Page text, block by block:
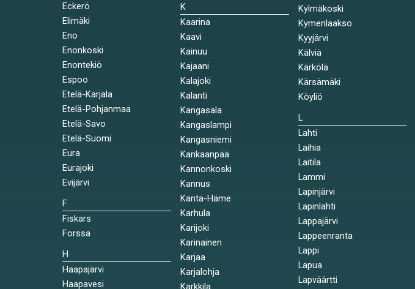
Eckerö
Elimäki
Eno
Enonkoski
Enontekiö
Espoo
Etelä-Karjala
Etelä-Pohjanmaa
Etelä-Savo
Etelä-Suomi
Eura
Eurajoki
Evijärvi
F
Fiskars
Forssa
H
Haapajärvi
Haapavesi
K
Kaarina
Kaavi
Kainuu
Kajaani
Kalajoki
Kalanti
Kangasala
Kangaslampi
Kangasniemi
Kankaanpää
Kannonkoski
Kannus
Kanta-Häme
Karhula
Karijoki
Karinainen
Karjaa
Karjalohja
Karkkila
Kylmäkoski
Kymenlaakso
Kyyjärvi
Kälviä
Kärkölä
Kärsämäki
Köyliö
L
Lahti
Laihia
Laitila
Lammi
Lapinjärvi
Lapinlahti
Lappajärvi
Lappeenranta
Lappi
Lapua
Lapväärtti